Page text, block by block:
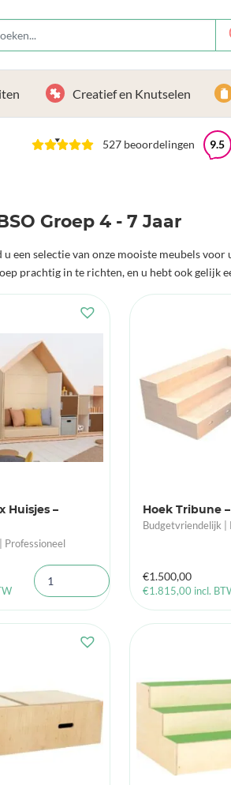
Creatief en Knutselen
527 beoordelingen 9.5
Groep 4 - 7 Jaar
u een selectie van onze mooiste meubels
prachtig in te richten, en u hebt ook gelijk
Huisjes –
Hoek Tribune
Budgetvriendelijk |
€1.500,00
€1.815,00 incl.